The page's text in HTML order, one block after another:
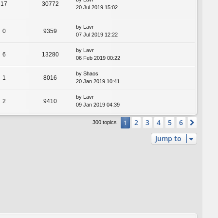
17 30772
20 Jul 2019 15:02
0 9359
by Lavr
07 Jul 2019 12:22
6 13280
by Lavr
06 Feb 2019 00:22
1 8016
by Shaos
20 Jan 2019 10:41
2 9410
by Lavr
09 Jan 2019 04:39
300 topics 1 2 3 4 5 6
Jump to